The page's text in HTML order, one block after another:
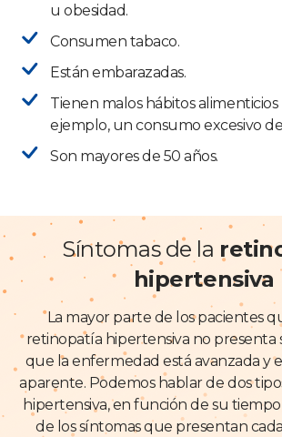
u obesidad.
Consumen tabaco.
Están embarazadas.
Tienen malos hábitos alimenticios
ejemplo, un consumo excesivo de
Son mayores de 50 años.
Síntomas de la
hipertensiva
La mayor parte de los pacientes
retinopatía hipertensiva no presenta
que la enfermedad está avanzada y
aparente. Podemos hablar de dos
hipertensiva, en función de su
de los síntomas que presentan